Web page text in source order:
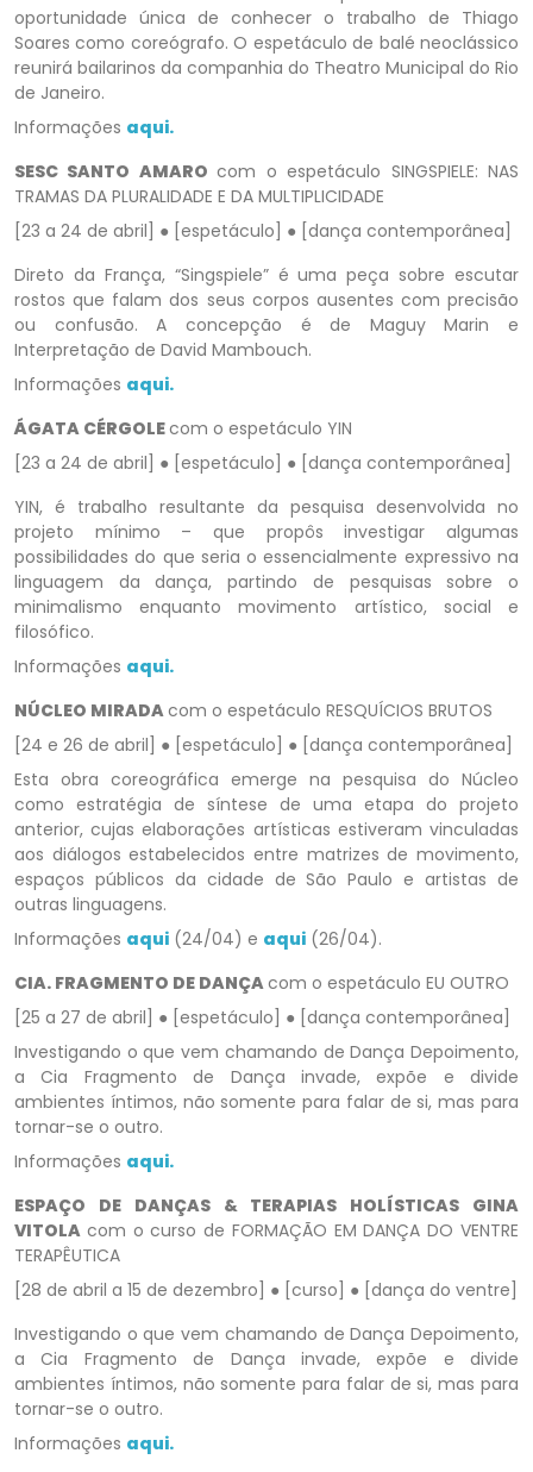
oportunidade única de conhecer o trabalho de Thiago
Soares como coreógrafo. O espetáculo de balé neoclássico
reunirá bailarinos da companhia do Theatro Municipal do Rio
de Janeiro.
Informações aqui.
SESC SANTO AMAROcom o espetáculo SINGSPIELE: NAS
TRAMAS DA PLURALIDADE E DA MULTIPLICIDADE
[23 a 24 de abril] ● [espetáculo] ● [dança contemporânea]
Direto da França, “Singspiele” é uma peça sobre escutar
rostos que falam dos seus corpos ausentes com precisão
ou confusão. A concepção é de Maguy Marin e
Interpretação de David Mambouch.
Informações aqui.
ÁGATA CÉRGOLEcom o espetáculo YIN
[23 a 24 de abril] ● [espetáculo] ● [dança contemporânea]
YIN, é trabalho resultante da pesquisa desenvolvida no
projeto mínimo – que propôs investigar algumas
possibilidades do que seria o essencialmente expressivo na
linguagem da dança, partindo de pesquisas sobre o
minimalismo enquanto movimento artístico, social e
filosófico.
Informações aqui.
NÚCLEO MIRADAcom o espetáculo RESQUÍCIOS BRUTOS
[24 e 26 de abril] ● [espetáculo] ● [dança contemporânea]
Esta obra coreográfica emerge na pesquisa do Núcleo
como estratégia de síntese de uma etapa do projeto
anterior, cujas elaborações artísticas estiveram vinculadas
aos diálogos estabelecidos entre matrizes de movimento,
espaços públicos da cidade de São Paulo e artistas de
outras linguagens.
Informações aqui (24/04) e aqui (26/04).
CIA. FRAGMENTO DE DANÇAcom o espetáculo EU OUTRO
[25 a 27 de abril] ● [espetáculo] ● [dança contemporânea]
Investigando o que vem chamando de Dança Depoimento,
a Cia Fragmento de Dança invade, expõe e divide
ambientes íntimos, não somente para falar de si, mas para
tornar-se o outro.
Informações aqui.
ESPAÇO DE DANÇAS & TERAPIAS HOLÍSTICAS GINA
VITOLA com o curso de FORMAÇÃO EM DANÇA DO VENTRE
TERAPÊUTICA
[28 de abril a 15 de dezembro] ● [curso] ● [dança do ventre]
Investigando o que vem chamando de Dança Depoimento,
a Cia Fragmento de Dança invade, expõe e divide
ambientes íntimos, não somente para falar de si, mas para
tornar-se o outro.
Informações aqui.